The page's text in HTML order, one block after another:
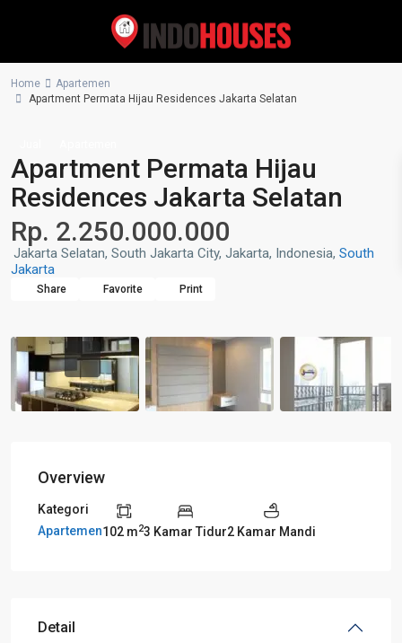
Home
Apartemen
Apartment Permata Hijau Residences Jakarta Selatan
Apartment Permata Hijau
Residences Jakarta Selatan
Rp. 2.250.000.000
Jakarta Selatan, South Jakarta City, Jakarta, Indonesia, South
Jakarta
Share Favorite Print
Overview
Kategori
Apartemen102 m23 Kamar Tidur2 Kamar Mandi
Detail